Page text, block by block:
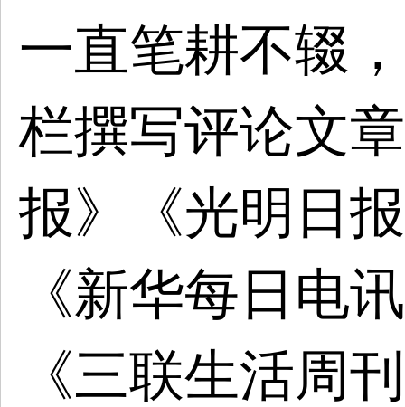
一直笔耕不辍
栏撰写评论文
报》《光明日
《新华每日电
《三联生活周